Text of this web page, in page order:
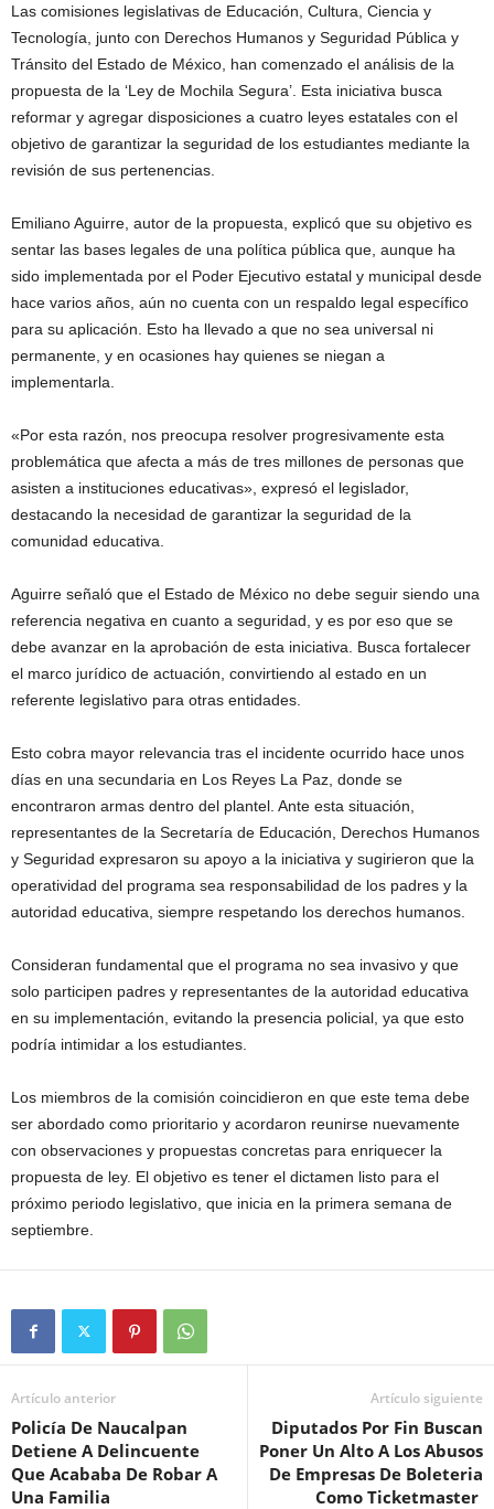
Las comisiones legislativas de Educación, Cultura, Ciencia y
Tecnología, junto con Derechos Humanos y Seguridad Pública y
Tránsito del Estado de México, han comenzado el análisis de la
propuesta de la ‘Ley de Mochila Segura’. Esta iniciativa busca
reformar y agregar disposiciones a cuatro leyes estatales con el
objetivo de garantizar la seguridad de los estudiantes mediante la
revisión de sus pertenencias.
Emiliano Aguirre, autor de la propuesta, explicó que su objetivo es
sentar las bases legales de una política pública que, aunque ha
sido implementada por el Poder Ejecutivo estatal y municipal desde
hace varios años, aún no cuenta con un respaldo legal específico
para su aplicación. Esto ha llevado a que no sea universal ni
permanente, y en ocasiones hay quienes se niegan a
implementarla.
«Por esta razón, nos preocupa resolver progresivamente esta
problemática que afecta a más de tres millones de personas que
asisten a instituciones educativas», expresó el legislador,
destacando la necesidad de garantizar la seguridad de la
comunidad educativa.
Aguirre señaló que el Estado de México no debe seguir siendo una
referencia negativa en cuanto a seguridad, y es por eso que se
debe avanzar en la aprobación de esta iniciativa. Busca fortalecer
el marco jurídico de actuación, convirtiendo al estado en un
referente legislativo para otras entidades.
Esto cobra mayor relevancia tras el incidente ocurrido hace unos
días en una secundaria en Los Reyes La Paz, donde se
encontraron armas dentro del plantel. Ante esta situación,
representantes de la Secretaría de Educación, Derechos Humanos
y Seguridad expresaron su apoyo a la iniciativa y sugirieron que la
operatividad del programa sea responsabilidad de los padres y la
autoridad educativa, siempre respetando los derechos humanos.
Consideran fundamental que el programa no sea invasivo y que
solo participen padres y representantes de la autoridad educativa
en su implementación, evitando la presencia policial, ya que esto
podría intimidar a los estudiantes.
Los miembros de la comisión coincidieron en que este tema debe
ser abordado como prioritario y acordaron reunirse nuevamente
con observaciones y propuestas concretas para enriquecer la
propuesta de ley. El objetivo es tener el dictamen listo para el
próximo periodo legislativo, que inicia en la primera semana de
septiembre.
Artículo anterior
Policía De Naucalpan
Detiene A Delincuente
Que Acababa De Robar A
Una Familia
Artículo siguiente
Diputados Por Fin Buscan
Poner Un Alto A Los Abusos
De Empresas De Boleteria
Como Ticketmaster